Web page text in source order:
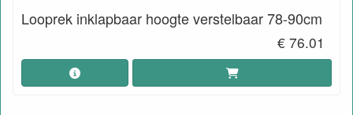
Looprek inklapbaar hoogte verstelbaar 78-90cm
€ 76.01